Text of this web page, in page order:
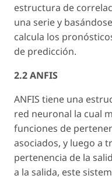
estructura de
una serie y
calcula los
de predicción.
2.2 ANFIS
ANFIS tiene una
red neuronal la cual
funciones de
asociados, y luego a
pertenencia de la
a la salida, este